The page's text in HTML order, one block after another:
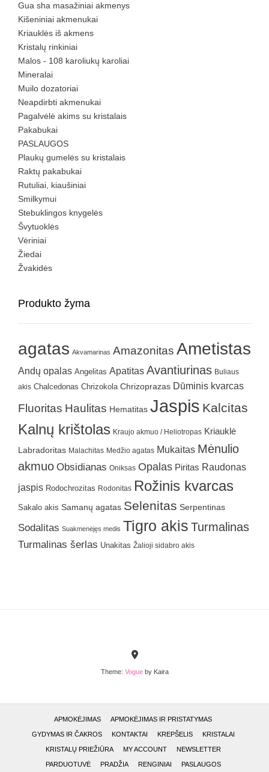
Gua sha masažiniai akmenys
Kišeniniai akmenukai
Kriauklės iš akmens
Kristalų rinkiniai
Malos - 108 karoliukų karoliai
Mineralai
Muilo dozatoriai
Neapdirbti akmenukai
Pagalvėlė akims su kristalais
Pakabukai
PASLAUGOS
Plaukų gumelės su kristalais
Raktų pakabukai
Rutuliai, kiaušiniai
Smilkymui
Stebuklingos knygelės
Švytuoklės
Vėriniai
Žiedai
Žvakidės
Produkto žyma
agatas Akvamarinas Amazonitas Ametistas
Andų opalas Angelitas Apatitas Avantiurinas Buliaus
akis Chalcedonas Chrizokola Chrizoprazas Dūminis kvarcas
Fluoritas Haulitas Hematitas Jaspis Kalcitas
Kalnų krištolas Kraujo akmuo / Heliotropas Kriauklė
Labradoritas Malachitas Medžio agatas Mukaitas Mėnulio
akmuo Obsidianas Oniksas Opalas Piritas Raudonas
jaspis Rodochrozitas Rodonitas Rožinis kvarcas
Sakalo akis Samanų agatas Selenitas Serpentinas
Sodalitas Suakmenėjęs medis Tigro akis Turmalinas
Turmalinas šerlas Unakitas Žalioji sidabro akis
Theme: Vogueby Kaira
APMOKĖJIMAS APMOKĖJIMAS IR PRISTATYMAS
GYDYMAS IR ČAKROS KONTAKTAI KREPŠELIS KRISTALAI
KRISTALŲ PRIEŽIŪRA MY ACCOUNT NEWSLETTER
PARDUOTUVĖ PRADŽIA RENGINIAI PASLAUGOS